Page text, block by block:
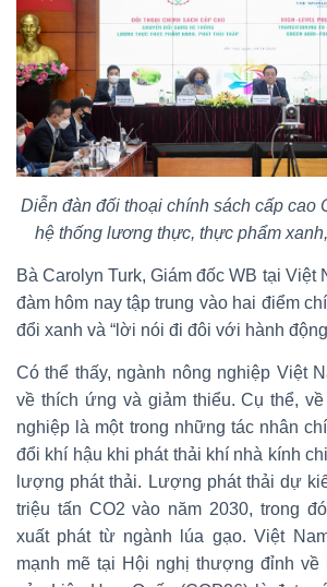
Diễn đàn đối thoại chính sách cấp cao
hệ thống lương thực, thực phẩm
Bà Carolyn Turk, Giám đốc WB tại Việt
đàm hôm nay tập trung vào hai điểm
đổi xanh và “lời nói đi đôi với hành
Có thể thấy, ngành nông nghiệp Việt
về thích ứng và giảm thiểu. Cụ thể,
nghiệp là một trong những tác nhân
đổi khí hậu khi phát thải khí nhà kính
lượng phát thải. Lượng phát thải dự
triệu tấn CO2 vào năm 2030, trong
xuất phát từ ngành lúa gạo. Việt
mạnh mẽ tại Hội nghị thượng đỉnh về